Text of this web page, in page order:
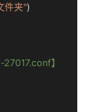
件夹")
】